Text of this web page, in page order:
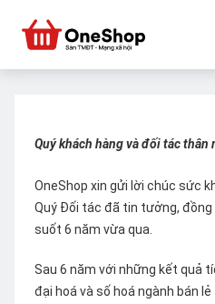
Quý khách hàng và đối tác thân
OneShop xin gửi lời chúc sức
Quý Đối tác đã tin tưởng,
suốt 6 năm vừa qua.
Sau 6 năm với những kết quả
đại hoá và số hoá ngành bán